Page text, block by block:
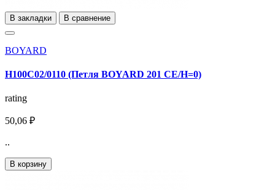
В закладки В сравнение
BOYARD
H100C02/0110 (Петля BOYARD 201 CЕ/H=0)
rating
50,06 ₽
..
В корзину